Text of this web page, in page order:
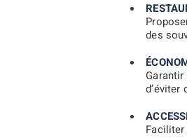
des
d’éviter
Faciliter